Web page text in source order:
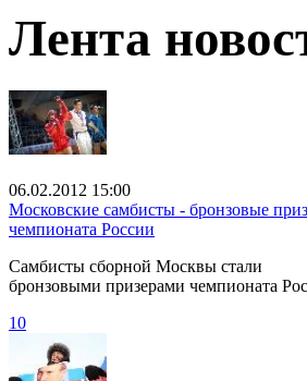
Лента
06.02.2012 15:00
Московские самбисты - бронзовые
чемпионата России
Самбисты сборной Москвы стали
бронзовыми призерами чемпионата
10